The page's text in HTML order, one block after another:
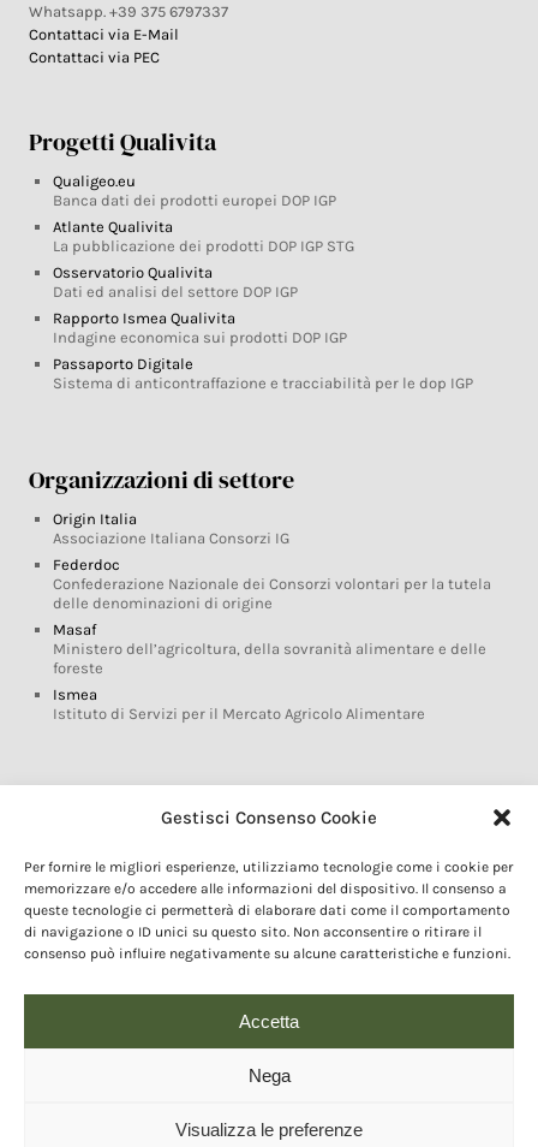
Gestisci Consenso Cookie
Per fornire le migliori esperienze, utilizziamo tecnologie come i cookie per
memorizzare e/o accedere alle informazioni del dispositivo. Il consenso a
queste tecnologie ci permetterà di elaborare dati come il comportamento
di navigazione o ID unici su questo sito. Non acconsentire o ritirare il
consenso può influire negativamente su alcune caratteristiche e funzioni.
Accetta
Nega
Visualizza le preferenze
Whatsapp. +39 375 6797337
Contattaci via E-Mail
Contattaci via PEC
Progetti Qualivita
Qualigeo.eu
Banca dati dei prodotti europei DOP IGP
Atlante Qualivita
La pubblicazione dei prodotti DOP IGP STG
Osservatorio Qualivita
Dati ed analisi del settore DOP IGP
Rapporto Ismea Qualivita
Indagine economica sui prodotti DOP IGP
Passaporto Digitale
Sistema di anticontraffazione e tracciabilità per le dop IGP
Organizzazioni di settore
Origin Italia
Associazione Italiana Consorzi IG
Federdoc
Confederazione Nazionale dei Consorzi volontari per la tutela
delle denominazioni di origine
Masaf
Ministero dell’agricoltura, della sovranità alimentare e delle
foreste
Ismea
Istituto di Servizi per il Mercato Agricolo Alimentare
Glossario DOP IGP
Marchi DOP IGP
Normativa prodotti DOP IGP
Consorzi di Tutela
Farm To Fork e prodotti DOP IGP